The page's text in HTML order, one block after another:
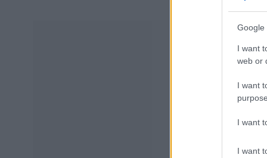
Google
I want
web or
I want
I want
I want